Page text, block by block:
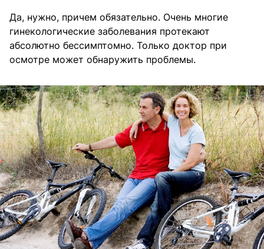
Да, нужно, причем обязательно. Очень многие
гинекологические заболевания протекают
абсолютно бессимптомно. Только доктор при
осмотре может обнаружить проблемы.